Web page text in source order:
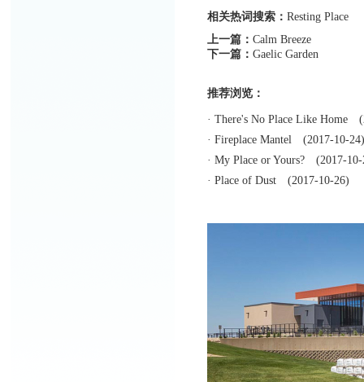
相关热词搜索： Resting Place
上一篇： Calm Breeze
下一篇： Gaelic Garden
推荐浏览：
· There's No Place Like Home
· Fireplace Mantel (2017-10-24)
· My Place or Yours? (2017-10-
· Place of Dust (2017-10-26)